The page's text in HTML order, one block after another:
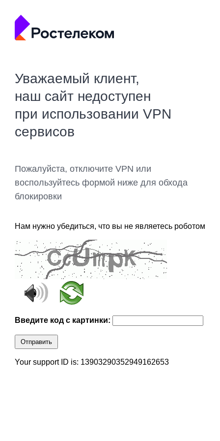
Уважаемый клиент,
наш сайт недоступен
при использовании VPN
сервисов
Пожалуйста, отключите VPN или
воспользуйтесь формой ниже для обхода
блокировки
Нам нужно убедиться, что вы не являетесь роботом
Введите код с картинки:
Отправить
Your support ID is: 13903290352949162653